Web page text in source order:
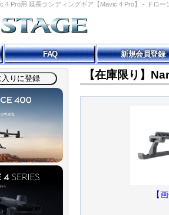
4 Pro用 延長ランディングギア【Mavic 4 Pro】 - ドロ
FAQ 新規会員登録
【在庫限り】
【